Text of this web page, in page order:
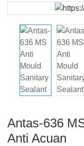
Antas-636
Anti Acuan